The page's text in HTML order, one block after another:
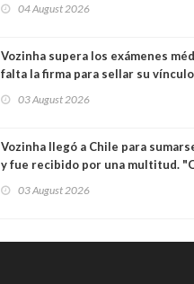
04 August 2026
Vozinha supera los exámenes
falta la firma para sellar su
03 August 2026
Vozinha llegó a Chile para
y fue recibido por una multitud.
hinchas"
03 August 2026